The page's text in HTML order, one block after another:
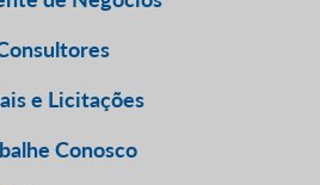
e Licitações
Conosco